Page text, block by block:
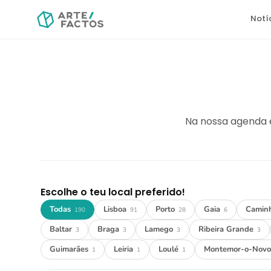
Na nossa
Escolhe o teu local preferido!
Todas 190 Lisboa 91 Porto 28 Gaia 6
Baltar 3 Braga 3 Lamego 3 Ribeira Grande 3
Guimarães 1 Leiria 1 Loulé 1 Montemor-o-